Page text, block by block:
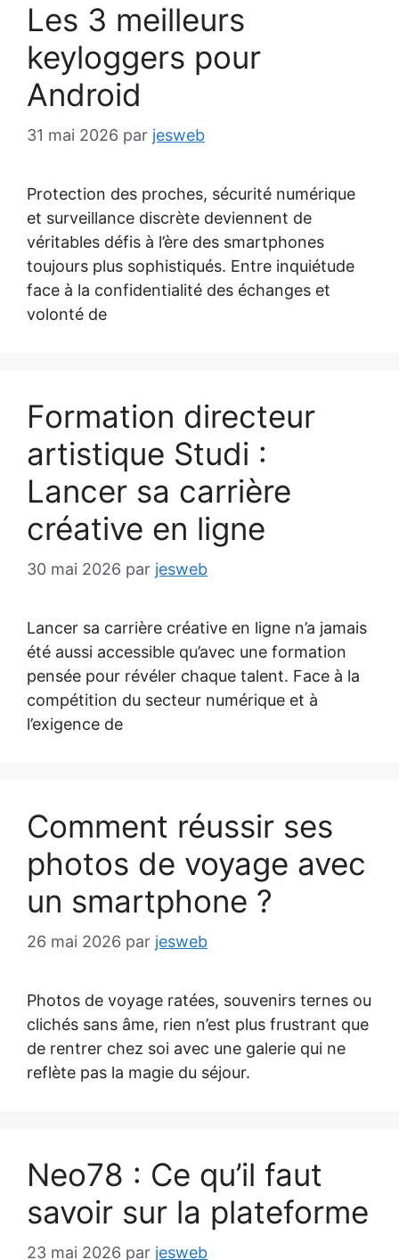
Les 3 meilleurs
keyloggers pour
Android
31 mai 2026 par jesweb
Protection des proches, sécurité numérique
et surveillance discrète deviennent de
véritables défis à l’ère des smartphones
toujours plus sophistiqués. Entre inquiétude
face à la confidentialité des échanges et
volonté de
Formation directeur
artistique Studi :
Lancer sa carrière
créative en ligne
30 mai 2026 par jesweb
Lancer sa carrière créative en ligne n’a jamais
été aussi accessible qu’avec une formation
pensée pour révéler chaque talent. Face à la
compétition du secteur numérique et à
l’exigence de
Comment réussir ses
photos de voyage avec
un smartphone ?
26 mai 2026 par jesweb
Photos de voyage ratées, souvenirs ternes ou
clichés sans âme, rien n’est plus frustrant que
de rentrer chez soi avec une galerie qui ne
reflète pas la magie du séjour.
Neo78 : Ce qu’il faut
savoir sur la plateforme
23 mai 2026 par jesweb